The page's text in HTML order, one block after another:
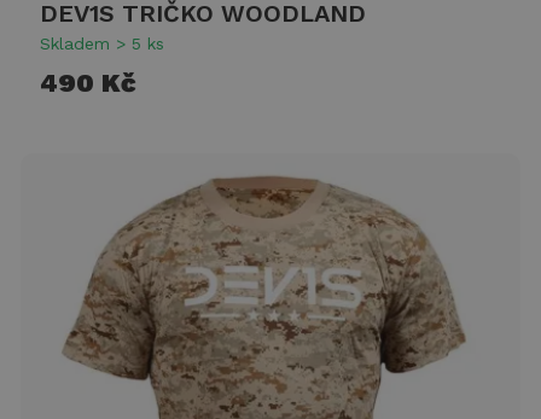
DEV1S TRIČKO WOODLAND
Skladem > 5 ks
490 Kč